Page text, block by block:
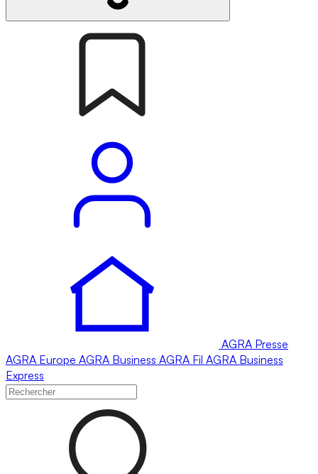
AGRA Presse
AGRA Europe AGRA Business AGRA Fil AGRA Business
Express